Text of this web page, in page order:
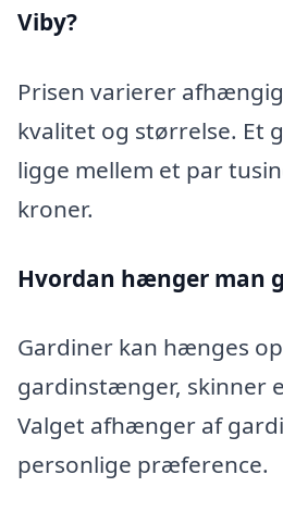
Viby?
Prisen varierer
kvalitet og størrelse. Et
ligge mellem et par
kroner.
Hvordan hænger man
Gardiner kan hænges
gardinstænger, skinner
Valget afhænger af
personlige præference.